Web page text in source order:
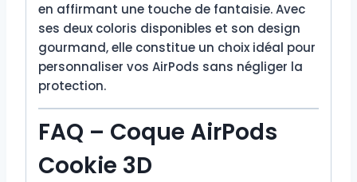
en affirmant une touche de fantaisie. Avec
ses deux coloris disponibles et son design
gourmand, elle constitue un choix idéal pour
personnaliser vos AirPods sans négliger la
protection.
FAQ – Coque AirPods
Cookie 3D